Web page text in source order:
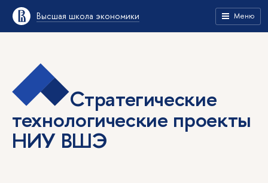
Высшая школа экономики Меню
Стратегические
технологические проекты
НИУ ВШЭ